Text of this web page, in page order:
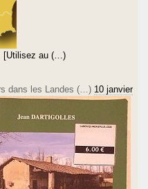
[Utilisez au (…)
dans les Landes (…) 10 janvier